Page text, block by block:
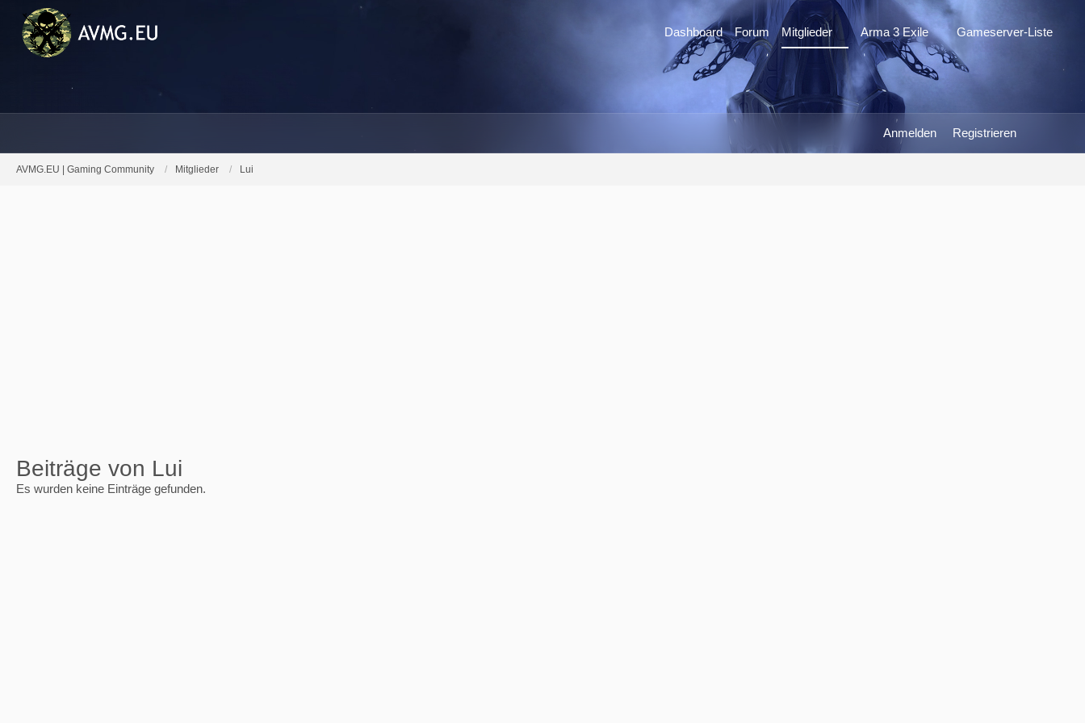
Dashboard Forum Mitglieder Arma 3 Exile Gameserver-Liste
Anmelden Registrieren
AVMG.EU | Gaming Community Mitglieder Lui
Beiträge von Lui
Es wurden keine Einträge gefunden.